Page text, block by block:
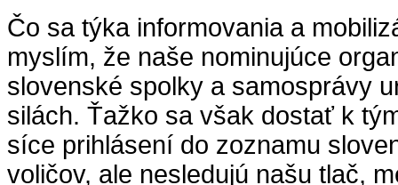
Čo sa týka informovania a
myslím, že naše nominujúce
slovenské spolky a samosprávy
silách. Ťažko sa však dostať k
síce prihlásení do zoznamu
voličov, ale nesledujú našu tlač,